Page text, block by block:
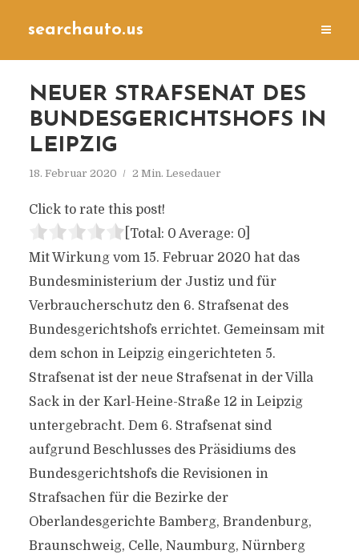
searchauto.us
NEUER STRAFSENAT DES
BUNDESGERICHTSHOFS IN
LEIPZIG
18. Februar 2020 2 Min. Lesedauer
Click to rate this post!
[Total: 0 Average: 0]
Mit Wirkung vom 15. Februar 2020 hat das
Bundesministerium der Justiz und für
Verbraucherschutz den 6. Strafsenat des
Bundesgerichtshofs errichtet. Gemeinsam mit
dem schon in Leipzig eingerichteten 5.
Strafsenat ist der neue Strafsenat in der Villa
Sack in der Karl-Heine-Straße 12 in Leipzig
untergebracht. Dem 6. Strafsenat sind
aufgrund Beschlusses des Präsidiums des
Bundesgerichtshofs die Revisionen in
Strafsachen für die Bezirke der
Oberlandesgerichte Bamberg, Brandenburg,
Braunschweig, Celle, Naumburg, Nürnberg